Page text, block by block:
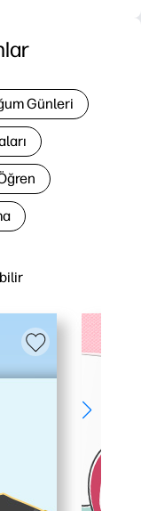
Günleri